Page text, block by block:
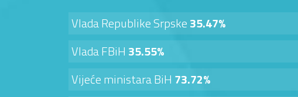
Vlada Republike Srpske35.47%
Vlada FBiH 35.55%
Vijeće ministara BiH 73.72%